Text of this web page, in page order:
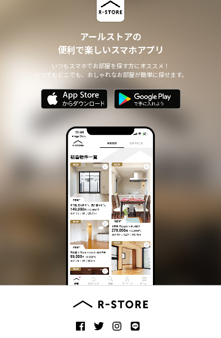
アールストアの
便利で楽しいスマホアプリ
いつもスマホでお部屋を探す方にオススメ！
いつでもどこでも、おしゃれなお部屋が簡単に探せます。